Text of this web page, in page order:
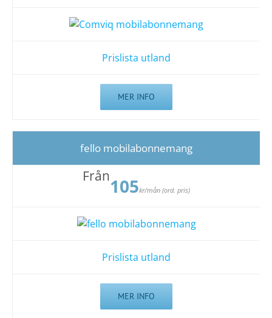
Prislista utland
MER INFO
fello mobilabonnemang
Från105kr/mån (ord. pris)
Prislista utland
MER INFO